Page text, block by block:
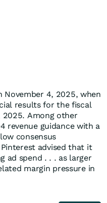
4, 2025, when
results for the fiscal
2025. Among other
revenue guidance with a
consensus
advised that it
ad spend . . . as larger
margin pressure in